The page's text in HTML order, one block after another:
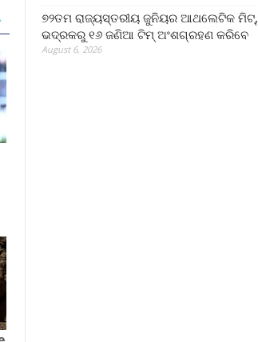
୭୨ତମ ରାଜ୍ୟସ୍ତରୀୟ ଜୁନିୟର ଆଥଲେଟିକ ମିଟ୍‌,
ଭଦ୍ରକରୁ ୧୬ ଜଣିଆ ଟିମ୍ ଅଂଶଗ୍ରହଣ କରିବେ
August 6, 2026